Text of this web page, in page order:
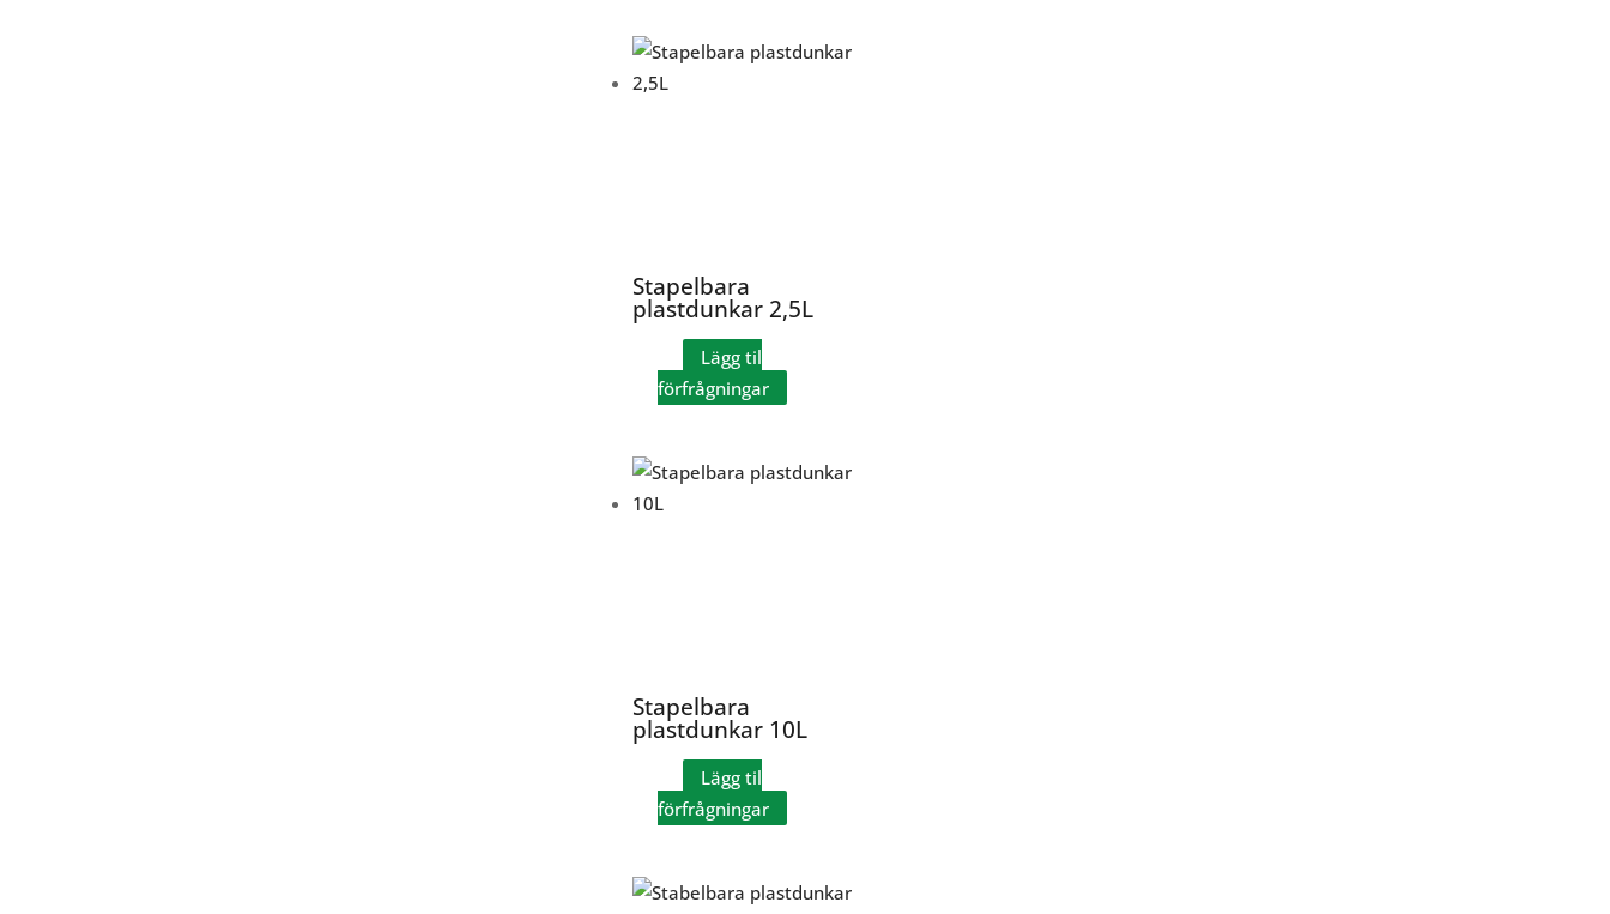
Stapelbara
plastdunkar 2,5L
Lägg til
förfrågningar
Stapelbara
plastdunkar 10L
Lägg til
förfrågningar